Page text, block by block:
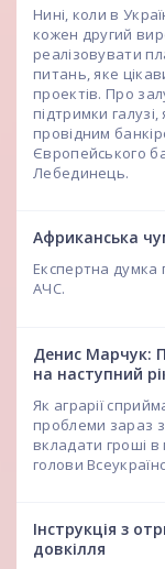
Нині, коли в
кожен другий
реалізовувати
питань, яке
проектів. Про
підтримки
провідним
Європейського
Лебединець.
Африканська
Експертна думка
АЧС.
Денис Марчук:
на наступний
Як аграрії
проблеми зараз
вкладати гроші в
голови
Інструкція з
довкілля